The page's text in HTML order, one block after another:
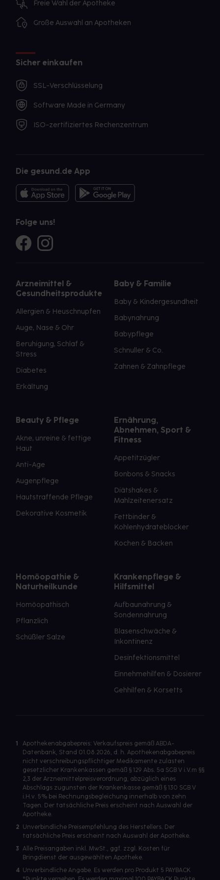
Freie Wahl der Apotheke
Große Auswahl an Apotheken
Sicher einkaufen
SSL-Verschlüsselung
Software Made in Germany
ISO-zertifiziertes Rechenzentrum
Die gesund.de App
Folge uns!
Arzneimittel &
Gesundheitsprodukte
Allergien & Heuschnupfen
Auge, Nase & Ohr
Beruhigung, Schlaf &
Stress
Diabetes
Erkältung
Baby & Familie
Baby & Kindergesundheit
Babynahrung
Babypflege
Schnuller & Co.
Zahnen & Zahnpflege
Beauty & Pflege
Akne, unreine & fettige
Haut
Anti-Age
Augenpflege
Hautstraffende Pflege
Dekorative Kosmetik
Ernährung,
Abnehmen, Sport &
Fitness
Appetitzügler
Bonbons & Snacks
Diätshakes &
Mahlzeitenersatz
Fettbinder &
Kohlenhydrateblocker
Kochen & Backen
Homöopathie &
Naturheilkunde
Homöopathisch
Pflanzlich
Schüßler Salze
Krankenpflege &
Hilfsmittel
Aufbaunahrung &
Sondennahrung
Blasenschwäche &
Inkontinenz
Desinfektionsmittel
Einnehmehilfen & Dosierer
Gehhilfen & Korsetts
1
Apothekenabgabepreis: Verkaufspreis gemäß ABDA-
Datenbank, Stand 01.08.2026, d. h. Apothekenabgabepreis
nicht verschreibungspflichtiger Medikamente zulasten
gesetzlicher Krankenkassen gemäß § 129 Abs. 5a SGB V i.V.m §§
2,3 der Arzneimittelpreisverordnung, abzüglich eines
Abschlags zugunsten der Krankenkasse gemäß § 130 SGB V
i.H.v. 5% bei Rechnungsbegleichung innerhalb von zehn
Tagen. Der tatsächliche Preis erscheint nach Auswahl der
Apotheke.
2 Unverbindliche Preisempfehlung des Herstellers. Der
tatsächliche Preis erscheint nach Auswahl der Apotheke.
3 Alle Preisangaben inkl. MwSt., ggf. zzgl. Kosten für
Bringdienst der ausgewählten Apotheke.
4 Unverbindliche Angabe. Es werden pro Produkt 5 PAYBACK